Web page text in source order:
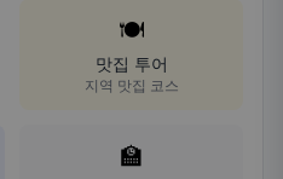
🍽️
맛집 투어
지역 맛집 코스
🏫